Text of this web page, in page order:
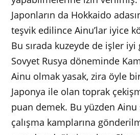
Japonların da Hokkaido
teşvik edilince Ainu’lar iyice
Bu sırada kuzeyde de işler
Sovyet Rusya döneminde
Ainu olmak yasak, zira öyle bir
Japonya ile olan toprak
puan demek. Bu yüzden Ainu
çalışma kamplarına